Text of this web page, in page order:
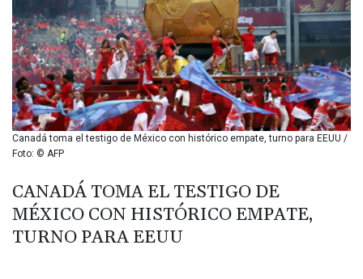
BIF 2987.5
BMD 1
BND 1.281271
BOB 11.884005
BRL 5.096204
BSD 0.999879
BTN 95.145572
BWP 13.496235
BZD 2.010921
CDF 2262.50392
Canadá toma el testigo de México con histórico empate, turno para EEUU /
Foto: © AFP
CANADÁ TOMA EL TESTIGO DE
MÉXICO CON HISTÓRICO EMPATE,
TURNO PARA EEUU